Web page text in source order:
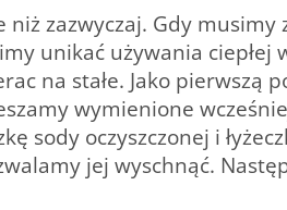
zazwyczaj. Gdy musimy
unikać używania ciepłej
na stałe. Jako pierwszą
wymienione
sody oczyszczonej i
jej wyschnąć.